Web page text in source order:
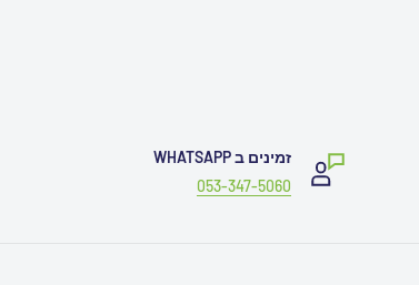
זמינים ב WHATSAPP
053-347-5060